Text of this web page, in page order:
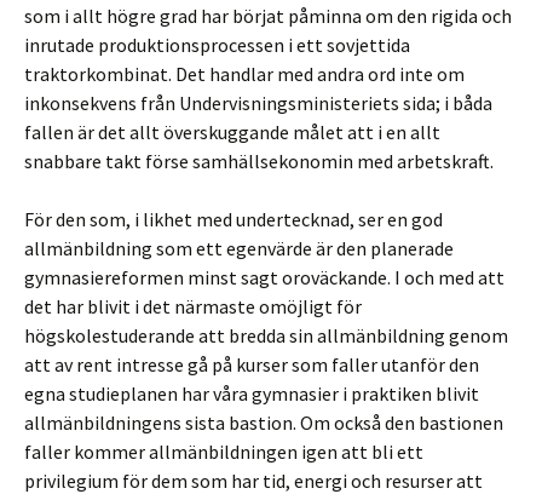
som i allt högre grad har börjat påminna om den rigida och
inrutade produktionsprocessen i ett sovjettida
traktorkombinat. Det handlar med andra ord inte om
inkonsekvens från Undervisningsministeriets sida; i båda
fallen är det allt överskuggande målet att i en allt
snabbare takt förse samhällsekonomin med arbetskraft.
För den som, i likhet med undertecknad, ser en god
allmänbildning som ett egenvärde är den planerade
gymnasiereformen minst sagt oroväckande. I och med att
det har blivit i det närmaste omöjligt för
högskolestuderande att bredda sin allmänbildning genom
att av rent intresse gå på kurser som faller utanför den
egna studieplanen har våra gymnasier i praktiken blivit
allmänbildningens sista bastion. Om också den bastionen
faller kommer allmänbildningen igen att bli ett
privilegium för dem som har tid, energi och resurser att